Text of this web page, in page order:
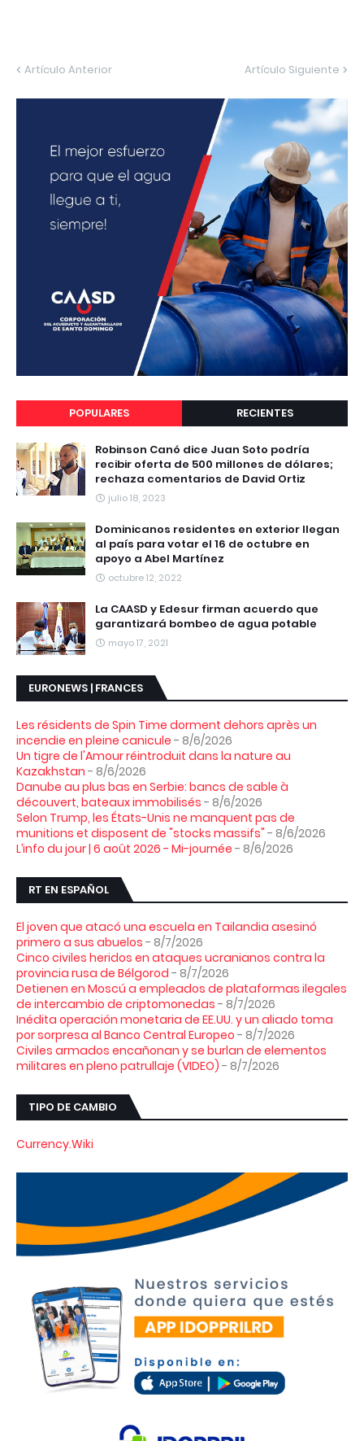
Artículo Anterior Artículo Siguiente
POPULARES RECIENTES
Robinson Canó dice Juan Soto podría
recibir oferta de 500 millones de dólares;
rechaza comentarios de David Ortiz
julio 18, 2023
Dominicanos residentes en exterior llegan
al país para votar el 16 de octubre en
apoyo a Abel Martínez
octubre 12, 2022
La CAASD y Edesur firman acuerdo que
garantizará bombeo de agua potable
mayo 17, 2021
EURONEWS | FRANCES
Les résidents de Spin Time dorment dehors après un
incendie en pleine canicule - 8/6/2026
Un tigre de l'Amour réintroduit dans la nature au
Kazakhstan - 8/6/2026
Danube au plus bas en Serbie: bancs de sable à
découvert, bateaux immobilisés - 8/6/2026
Selon Trump, les États-Unis ne manquent pas de
munitions et disposent de "stocks massifs" - 8/6/2026
L’info du jour | 6 août 2026 - Mi-journée - 8/6/2026
RT EN ESPAÑOL
El joven que atacó una escuela en Tailandia asesinó
primero a sus abuelos - 8/7/2026
Cinco civiles heridos en ataques ucranianos contra la
provincia rusa de Bélgorod - 8/7/2026
Detienen en Moscú a empleados de plataformas ilegales
de intercambio de criptomonedas - 8/7/2026
Inédita operación monetaria de EE.UU. y un aliado toma
por sorpresa al Banco Central Europeo - 8/7/2026
Civiles armados encañonan y se burlan de elementos
militares en pleno patrullaje (VIDEO) - 8/7/2026
TIPO DE CAMBIO
Currency.Wiki